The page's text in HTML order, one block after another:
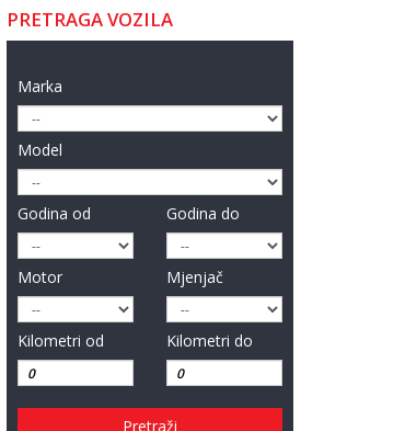
PRETRAGA VOZILA
Marka
Model
Godina od Godina do
Motor Mjenjač
Kilometri od Kilometri do
Pretraži